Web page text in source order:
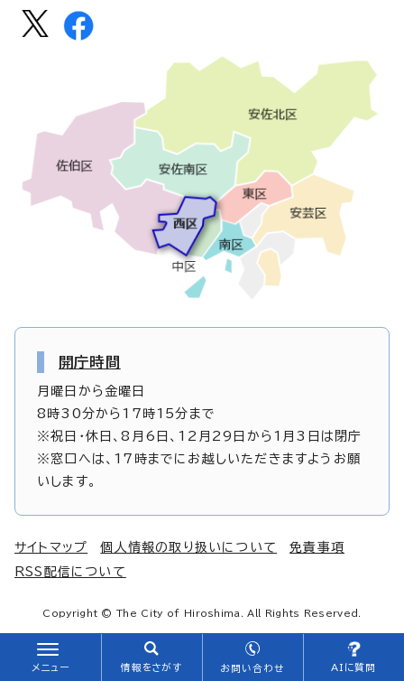
メニュー 情報をさがす お問い合わせ AIに質問
開庁時間
月曜日から金曜日
8時30分から17時15分まで
※祝日・休日、8月6日、12月29日から1月3日は閉庁
※窓口へは、17時までにお越しいただきますようお願
いします。
サイトマップ 個人情報の取り扱いについて
免責事項
RSS配信について
Copyright © The City of Hiroshima. All Rights Reserved.